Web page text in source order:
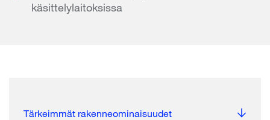
käsittelylaitoksissa
Tärkeimmät rakenneominaisuudet